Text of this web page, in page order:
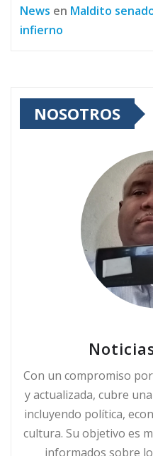
News en Maldito
infierno
NOSOTROS
Con un compromiso
y actualizada, cubre
incluyendo política,
cultura. Su objetivo es
informados sobre